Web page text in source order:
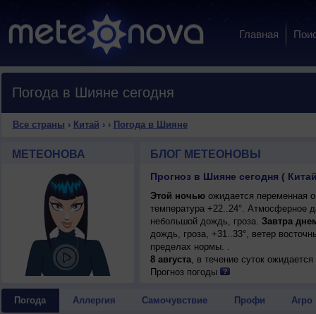
Главная
Погода в Шияне сегодня
Все страны › Китай › › Погода в Шияне
МЕТЕОНОВА БЛОГ МЕТЕОНОВЫ
Прогноз в Шияне сегодня (
Этой ночьюожидается переменная
температура +22..24°. Атмосферное
небольшой дождь, гроза. Завтра
дождь, гроза, +31..33°, ветер
пределах нормы. .
8 августа, в течение суток
возможна гроза; ночью +23..25°,
Прогноз погоды
Погода Аллергия Самочувствие Профи Агро